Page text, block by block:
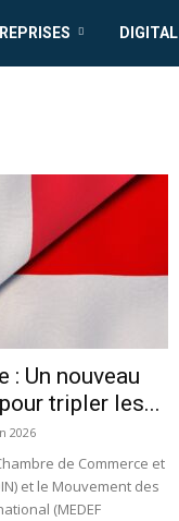
DIGITAL
: Un nouveau
tripler les...
2026
de Commerce et
et le Mouvement des
(MEDEF